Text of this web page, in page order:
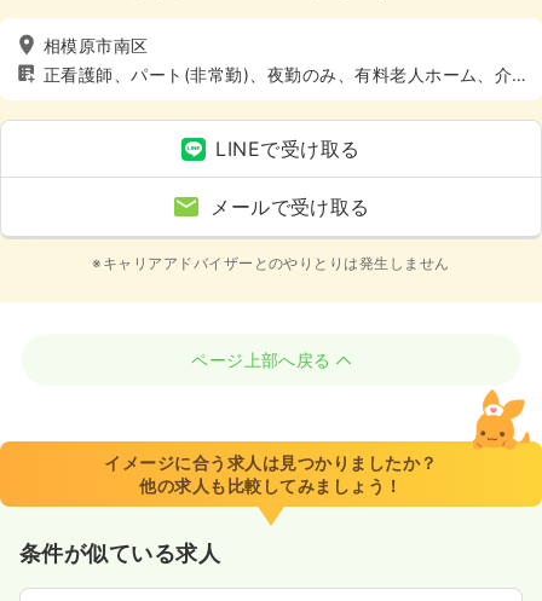
相模原市南区
正看護師、パート(非常勤)、夜勤のみ、有料老人ホーム、介
護・福祉系、4週8休以上
LINEで受け取る
メールで受け取る
※キャリアアドバイザーとのやりとりは発生しません
ページ上部へ戻る
イメージに合う求人は見つかりましたか？
他の求人も比較してみましょう！
条件が似ている求人